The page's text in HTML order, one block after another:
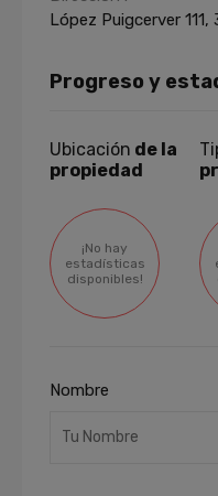
López Puigcerver
Progreso y
Ubicación de la
propiedad
¡No hay
estadísticas
disponibles!
Nombre